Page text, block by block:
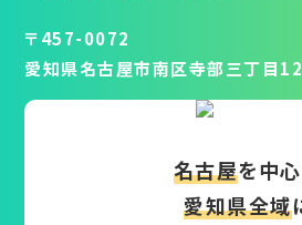
〒457-0072
愛知県名古屋市南区寺部三丁目
名古屋を中
愛知県全域